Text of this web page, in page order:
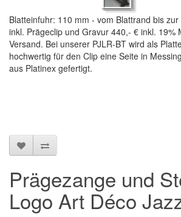
Blatteinfuhr: 110 mm - vom Blattrand bis
inkl. Prägeclip und Gravur 440,- € inkl. 19%
Versand. Bei unserer PJLR-BT wird als
hochwertig für den Clip eine Seite in
aus Platinex gefertigt.
Prägezange und
Logo Art Déco